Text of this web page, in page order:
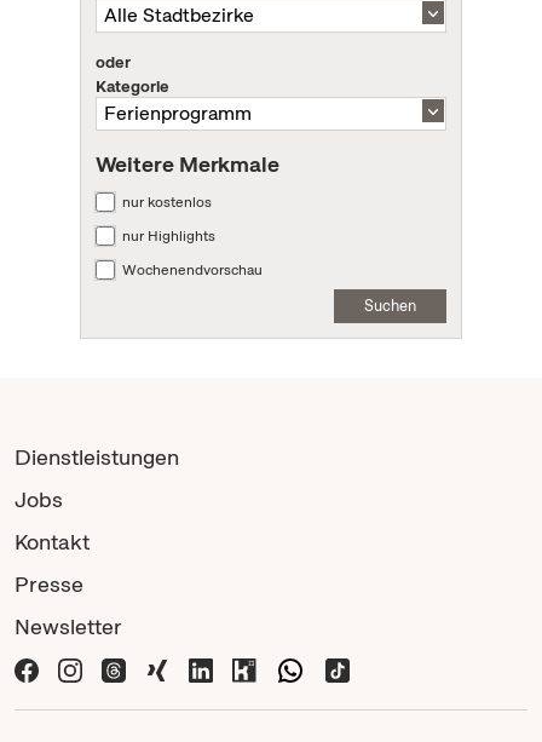
oder
Kategorie
Weitere Merkmale
nur kostenlos
nur Highlights
Wochenendvorschau
Suchen
Dienstleistungen
Jobs
Kontakt
Presse
Newsletter